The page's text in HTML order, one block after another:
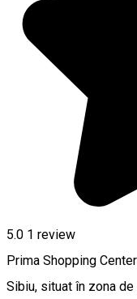
5.0 1 review
Prima Shopping
Sibiu, situat în zona